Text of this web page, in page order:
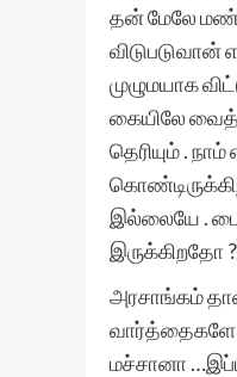
தன் மேலே
முழுமயாக​
கையிலே
தெரியும் .
இல்லையே .
இருக்கிறதோ
அரசாங்கம்
வார்த்தைகளே
மச்சானா